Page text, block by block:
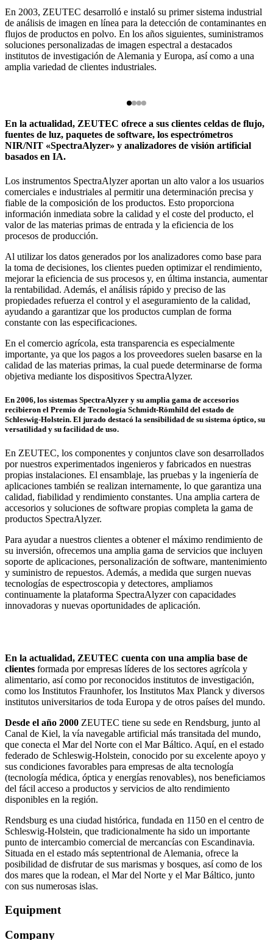
En 2003, ZEUTEC desarrolló e instaló su primer sistema industrial
de análisis de imagen en línea para la detección de contaminantes en
flujos de productos en polvo. En los años siguientes, suministramos
soluciones personalizadas de imagen espectral a destacados
institutos de investigación de Alemania y Europa, así como a una
amplia variedad de clientes industriales.
En la actualidad, ZEUTEC ofrece a sus clientes celdas de flujo,
fuentes de luz, paquetes de software, los espectrómetros
NIR/NIT «SpectraAlyzer» y analizadores de visión artificial
basados en IA.
Los instrumentos SpectraAlyzer aportan un alto valor a los usuarios
comerciales e industriales al permitir una determinación precisa y
fiable de la composición de los productos. Esto proporciona
información inmediata sobre la calidad y el coste del producto, el
valor de las materias primas de entrada y la eficiencia de los
procesos de producción.
Al utilizar los datos generados por los analizadores como base para
la toma de decisiones, los clientes pueden optimizar el rendimiento,
mejorar la eficiencia de sus procesos y, en última instancia, aumentar
la rentabilidad. Además, el análisis rápido y preciso de las
propiedades refuerza el control y el aseguramiento de la calidad,
ayudando a garantizar que los productos cumplan de forma
constante con las especificaciones.
En el comercio agrícola, esta transparencia es especialmente
importante, ya que los pagos a los proveedores suelen basarse en la
calidad de las materias primas, la cual puede determinarse de forma
objetiva mediante los dispositivos SpectraAlyzer.
En 2006, los sistemas SpectraAlyzer y su amplia gama de accesorios
recibieron el Premio de Tecnología Schmidt-Römhild del estado de
Schleswig-Holstein. El jurado destacó la sensibilidad de su sistema óptico, su
versatilidad y su facilidad de uso.
En ZEUTEC, los componentes y conjuntos clave son desarrollados
por nuestros experimentados ingenieros y fabricados en nuestras
propias instalaciones. El ensamblaje, las pruebas y la ingeniería de
aplicaciones también se realizan internamente, lo que garantiza una
calidad, fiabilidad y rendimiento constantes. Una amplia cartera de
accesorios y soluciones de software propias completa la gama de
productos SpectraAlyzer.
Para ayudar a nuestros clientes a obtener el máximo rendimiento de
su inversión, ofrecemos una amplia gama de servicios que incluyen
soporte de aplicaciones, personalización de software, mantenimiento
y suministro de repuestos. Además, a medida que surgen nuevas
tecnologías de espectroscopia y detectores, ampliamos
continuamente la plataforma SpectraAlyzer con capacidades
innovadoras y nuevas oportunidades de aplicación.
En la actualidad, ZEUTEC cuenta con una amplia base de
clientes formada por empresas líderes de los sectores agrícola y
alimentario, así como por reconocidos institutos de investigación,
como los Institutos Fraunhofer, los Institutos Max Planck y diversos
institutos universitarios de toda Europa y de otros países del mundo.
Desde el año 2000 ZEUTEC tiene su sede en Rendsburg, junto al
Canal de Kiel, la vía navegable artificial más transitada del mundo,
que conecta el Mar del Norte con el Mar Báltico. Aquí, en el estado
federado de Schleswig-Holstein, conocido por su excelente apoyo y
sus condiciones favorables para empresas de alta tecnología
(tecnología médica, óptica y energías renovables), nos beneficiamos
del fácil acceso a productos y servicios de alto rendimiento
disponibles en la región.
Rendsburg es una ciudad histórica, fundada en 1150 en el centro de
Schleswig-Holstein, que tradicionalmente ha sido un importante
punto de intercambio comercial de mercancías con Escandinavia.
Situada en el estado más septentrional de Alemania, ofrece la
posibilidad de disfrutar de sus marismas y bosques, así como de los
dos mares que la rodean, el Mar del Norte y el Mar Báltico, junto
con sus numerosas islas.
Equipment
Company